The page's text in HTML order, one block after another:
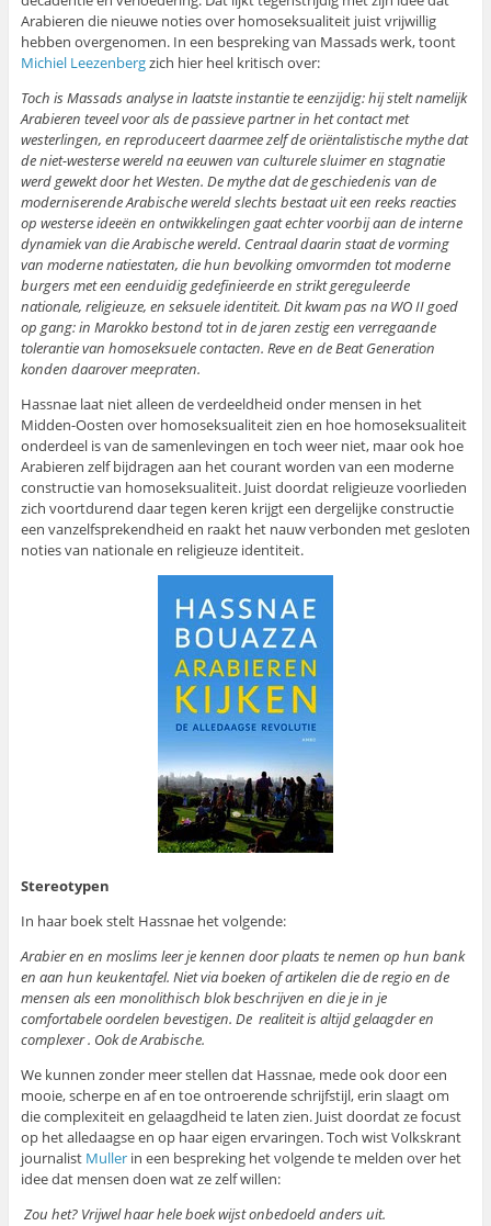
Arabieren die nieuwe noties over homoseksualiteit juist vrijwillig
hebben overgenomen. In een bespreking van Massads werk, toont
Michiel Leezenbergzich hier heel kritisch over:
Toch is Massads analyse in laatste instantie te eenzijdig: hij stelt namelijk
Arabieren teveel voor als de passieve partner in het contact met
westerlingen, en reproduceert daarmee zelf de oriëntalistische mythe dat
de niet-westerse wereld na eeuwen van culturele sluimer en stagnatie
werd gewekt door het Westen. De mythe dat de geschiedenis van de
moderniserende Arabische wereld slechts bestaat uit een reeks reacties
op westerse ideeën en ontwikkelingen gaat echter voorbij aan de interne
dynamiek van die Arabische wereld. Centraal daarin staat de vorming
van moderne natiestaten, die hun bevolking omvormden tot moderne
burgers met een eenduidig gedefinieerde en strikt gereguleerde
nationale, religieuze, en seksuele identiteit. Dit kwam pas na WO II goed
op gang: in Marokko bestond tot in de jaren zestig een verregaande
tolerantie van homoseksuele contacten. Reve en de Beat Generation
konden daarover meepraten.
Hassnae laat niet alleen de verdeeldheid onder mensen in het
Midden-Oosten over homoseksualiteit zien en hoe homoseksualiteit
onderdeel is van de samenlevingen en toch weer niet, maar ook hoe
Arabieren zelf bijdragen aan het courant worden van een moderne
constructie van homoseksualiteit. Juist doordat religieuze voorlieden
zich voortdurend daar tegen keren krijgt een dergelijke constructie
een vanzelfsprekendheid en raakt het nauw verbonden met gesloten
noties van nationale en religieuze identiteit.
Stereotypen
In haar boek stelt Hassnae het volgende:
Arabier en en moslims leer je kennen door plaats te nemen op hun bank
en aan hun keukentafel. Niet via boeken of artikelen die de regio en de
mensen als een monolithisch blok beschrijven en die je in je
comfortabele oordelen bevestigen. De realiteit is altijd gelaagder en
complexer . Ook de Arabische.
We kunnen zonder meer stellen dat Hassnae, mede ook door een
mooie, scherpe en af en toe ontroerende schrijfstijl, erin slaagt om
die complexiteit en gelaagdheid te laten zien. Juist doordat ze focust
op het alledaagse en op haar eigen ervaringen. Toch wist Volkskrant
journalist Mullerin een bespreking het volgende te melden over het
idee dat mensen doen wat ze zelf willen:
Zou het? Vrijwel haar hele boek wijst onbedoeld anders uit.